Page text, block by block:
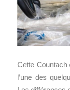
Cette Countach
l’une des